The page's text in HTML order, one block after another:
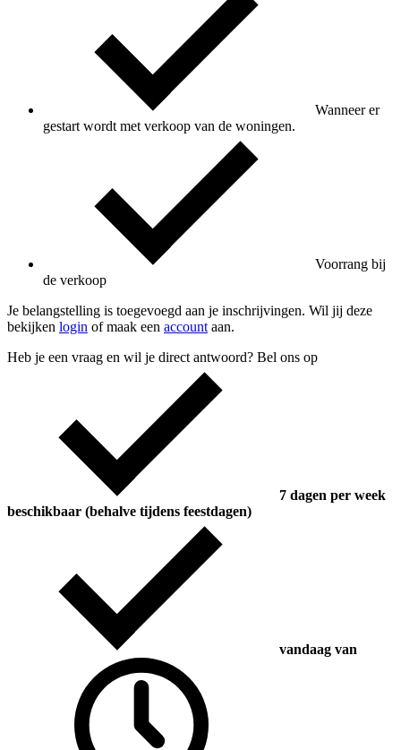
Wanneer er
gestart wordt met verkoop van de woningen.
Voorrang bij
de verkoop
Je belangstelling is toegevoegd aan je inschrijvingen. Wil jij deze
bekijken login of maak een account aan.
Heb je een vraag en wil je direct antwoord? Bel ons op
7 dagen per week
beschikbaar (behalve tijdens feestdagen)
vandaag van